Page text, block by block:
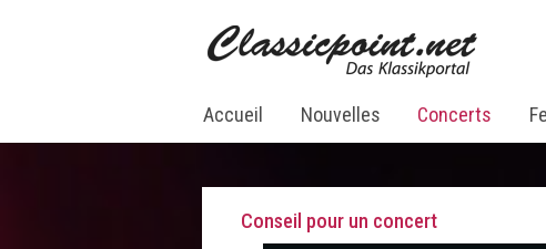
Accueil Nouvelles Concerts
Conseil pour un concert